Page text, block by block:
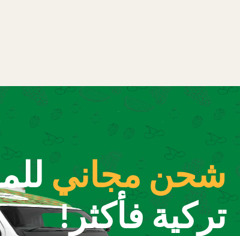
شحن مجاني
تركية فأكثر!